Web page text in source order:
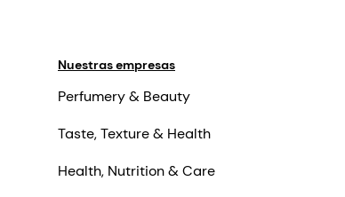
Nuestras empresas
Perfumery & Beauty
Taste, Texture & Health
Health, Nutrition & Care